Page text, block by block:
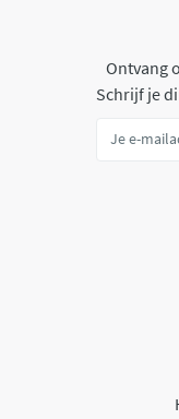
Ontvang
Schrijf je